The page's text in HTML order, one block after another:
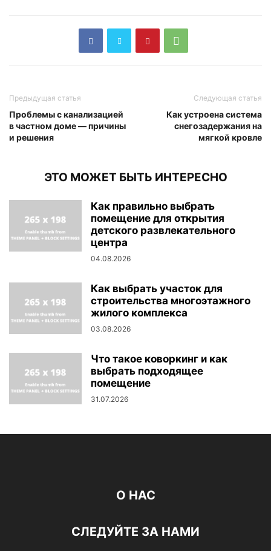
Предыдущая статья
Проблемы с канализацией
в частном доме — причины
и решения
Следующая статья
Как устроена система
снегозадержания на
мягкой кровле
ЭТО МОЖЕТ БЫТЬ ИНТЕРЕСНО
Как правильно выбрать
помещение для открытия
детского развлекательного
центра
04.08.2026
Как выбрать участок для
строительства многоэтажного
жилого комплекса
03.08.2026
Что такое коворкинг и как
выбрать подходящее
помещение
31.07.2026
О НАС
СЛЕДУЙТЕ ЗА НАМИ